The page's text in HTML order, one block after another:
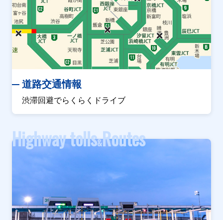
道路交通情報
渋滞回避でらくらくドライブ
Highway tolls&Routes